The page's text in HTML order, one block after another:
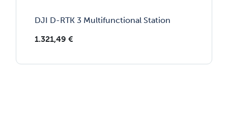
DJI D-RTK 3 Multifunctional Station
1.321,49 €